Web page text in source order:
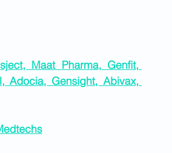
Maat Pharma, Genfit,
Adocia, Gensight, Abivax,